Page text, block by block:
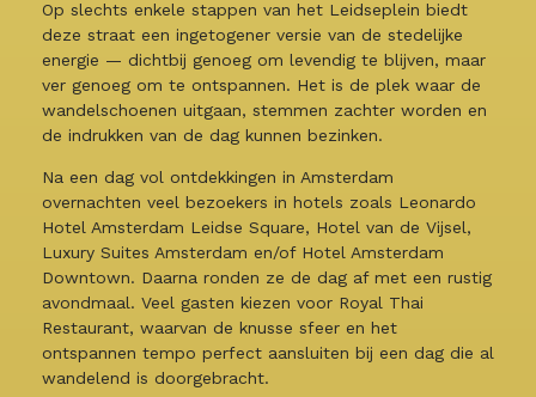
Op slechts enkele stappen van het Leidseplein biedt
deze straat een ingetogener versie van de stedelijke
energie — dichtbij genoeg om levendig te blijven, maar
ver genoeg om te ontspannen. Het is de plek waar de
wandelschoenen uitgaan, stemmen zachter worden en
de indrukken van de dag kunnen bezinken.
Na een dag vol ontdekkingen in Amsterdam
overnachten veel bezoekers in hotels zoals Leonardo
Hotel Amsterdam Leidse Square, Hotel van de Vijsel,
Luxury Suites Amsterdam en/of Hotel Amsterdam
Downtown. Daarna ronden ze de dag af met een rustig
avondmaal. Veel gasten kiezen voor Royal Thai
Restaurant, waarvan de knusse sfeer en het
ontspannen tempo perfect aansluiten bij een dag die al
wandelend is doorgebracht.